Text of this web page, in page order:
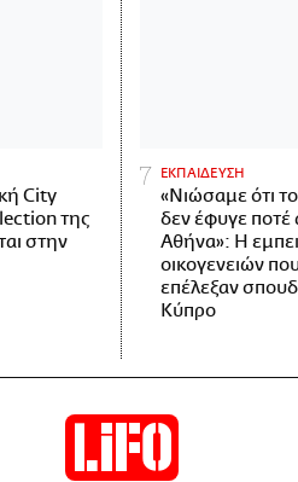
City
της
στην
ΕΚΠΑΙΔΕΥΣΗ
«Νιώσαμε ότι το
δεν έφυγε ποτέ
Αθήνα»: Η
οικογενειών
επέλεξαν
Κύπρο